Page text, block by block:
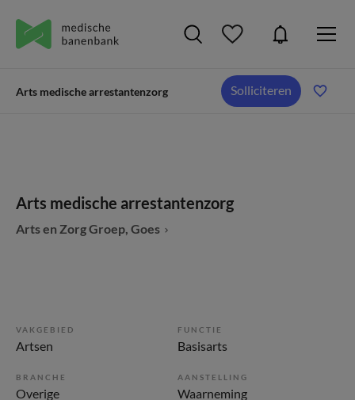
Arts medische arrestantenzorg Solliciteren
Arts medische arrestantenzorg
Arts en Zorg Groep, Goes
VAKGEBIED
Artsen
FUNCTIE
Basisarts
BRANCHE
Overige
AANSTELLING
Waarneming